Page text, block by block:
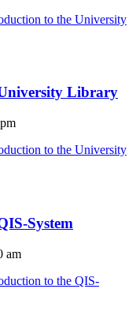
to the University
Library
to the University
System
am
to the QIS-